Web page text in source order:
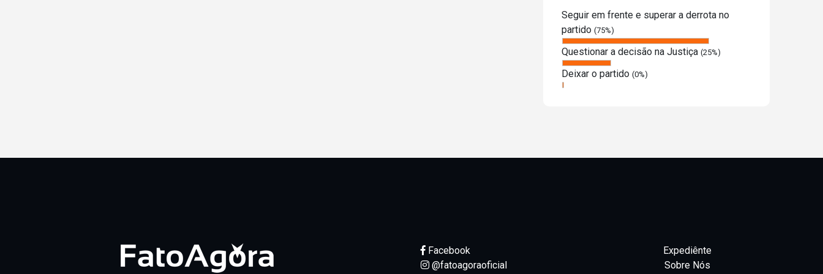
Seguir em frente e superar a derrota no
partido (75%)
Questionar a decisão na Justiça (25%)
Deixar o partido (0%)
Facebook
@fatoagoraoficial
Expediênte
Sobre Nós